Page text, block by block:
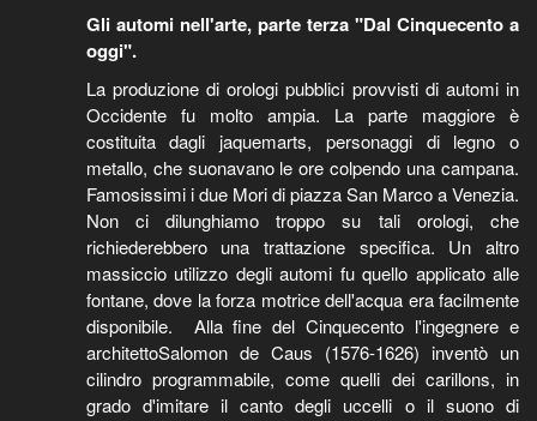
Gli automi nell'arte, parte terza "Dal Cinquecento a
oggi".
La produzione di orologi pubblici provvisti di automi in
Occidente fu molto ampia. La parte maggiore è
costituita dagli jaquemarts, personaggi di legno o
metallo, che suonavano le ore colpendo una campana.
Famosissimi i due Mori di piazza San Marco a Venezia.
Non ci dilunghiamo troppo su tali orologi, che
richiederebbero una trattazione specifica. Un altro
massiccio utilizzo degli automi fu quello applicato alle
fontane, dove la forza motrice dell'acqua era facilmente
disponibile. Alla fine del Cinquecento l'ingegnere e
architettoSalomon de Caus (1576-1626) inventò un
cilindro programmabile, come quelli dei carillons, in
grado d'imitare il canto degli uccelli o il suono di